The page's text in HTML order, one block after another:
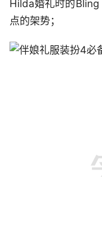
Hilda婚礼时的
点的架势；